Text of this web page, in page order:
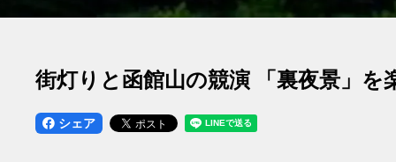
街灯りと函館山の競演 「裏夜景」を
シェア